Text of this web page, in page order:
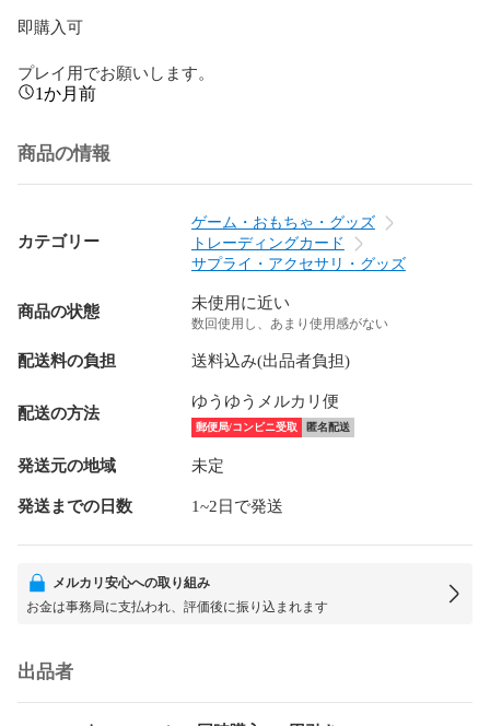
即購入可
プレイ用でお願いします。
1か月前
商品の情報
カテゴリー
ゲーム・おもちゃ・グッズ
トレーディングカード
サプライ・アクセサリ・グッズ
商品の状態 未使用に近い
数回使用し、あまり使用感がない
配送料の負担 送料込み(出品者負担)
配送の方法
ゆうゆうメルカリ便
郵便局/コンビニ受取 匿名配送
発送元の地域 未定
発送までの日数 1~2日で発送
メルカリ安心への取り組み
お金は事務局に支払われ、評価後に振り込まれます
出品者